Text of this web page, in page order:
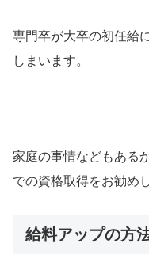
専門卒が大卒の初任給
しまいます。
家庭の事情などもある
での資格取得をお勧め
給料アップの方